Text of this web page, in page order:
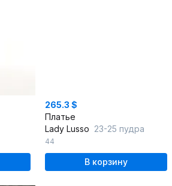
265.3 $
Платье
Lady Lusso 23-25 пудра
44
В корзину